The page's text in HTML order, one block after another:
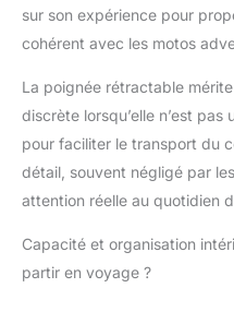
sur son expérience pour
cohérent avec les motos
La poignée rétractable
discrète lorsqu’elle n’est
pour faciliter le transport du
détail, souvent négligé par
attention réelle au quotidien
Capacité et organisation
partir en voyage ?